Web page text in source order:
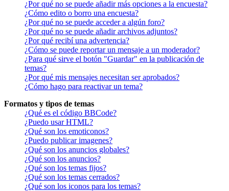
¿Por qué no se puede añadir más opciones a la encuesta?
¿Cómo edito o borro una encuesta?
¿Por qué no se puede acceder a algún foro?
¿Por qué no se puede añadir archivos adjuntos?
¿Por qué recibí una advertencia?
¿Cómo se puede reportar un mensaje a un moderador?
¿Para qué sirve el botón "Guardar" en la publicación de
temas?
¿Por qué mis mensajes necesitan ser aprobados?
¿Cómo hago para reactivar un tema?
Formatos y tipos de temas
¿Qué es el código BBCode?
¿Puedo usar HTML?
¿Qué son los emoticonos?
¿Puedo publicar imagenes?
¿Qué son los anuncios globales?
¿Qué son los anuncios?
¿Qué son los temas fijos?
¿Qué son los temas cerrados?
¿Qué son los iconos para los temas?